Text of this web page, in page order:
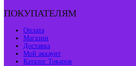
ПОКУПАТЕЛЯМ
Оплата
Магазин
Доставка
Мой аккаунт
Каталог Товаров